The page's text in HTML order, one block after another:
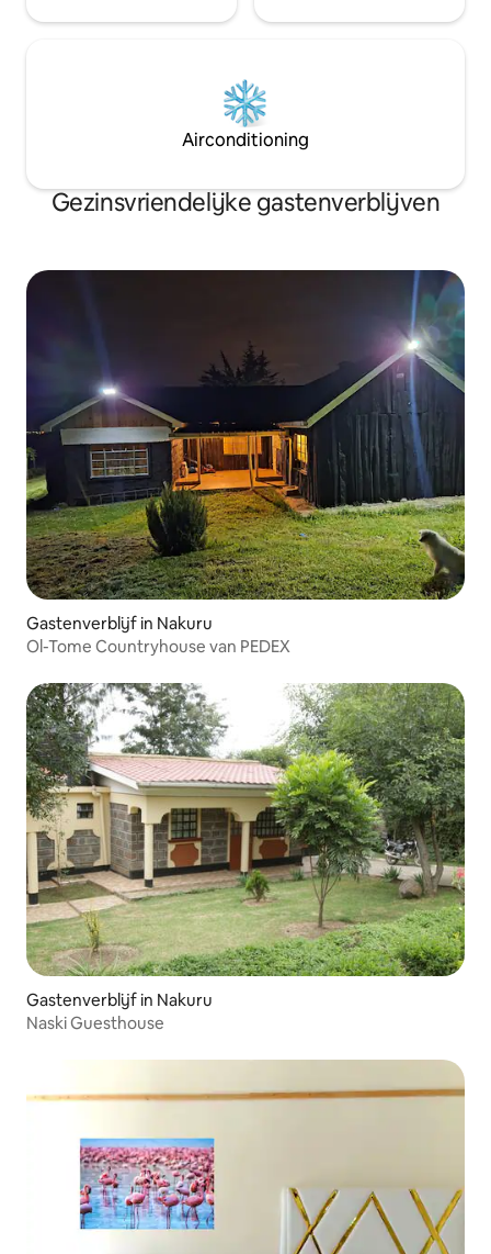
Airconditioning
Gezinsvriendelijke gastenverblijven
Gastenverblijf in Nakuru
Ol-Tome Countryhouse van PEDEX
Gastenverblijf in Nakuru
Naski Guesthouse